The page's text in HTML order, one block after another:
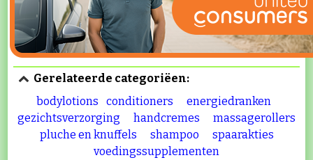
Gerelateerde categoriëen:
bodylotions
conditioners
energiedranken
gezichtsverzorging
handcremes
massagerollers
pluche en knuffels
shampoo
spaarakties
voedingssupplementen